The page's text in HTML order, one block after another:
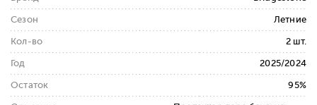
Сезон Летние
Кол-во 2 шт.
Год 2025/2024
Остаток 95%